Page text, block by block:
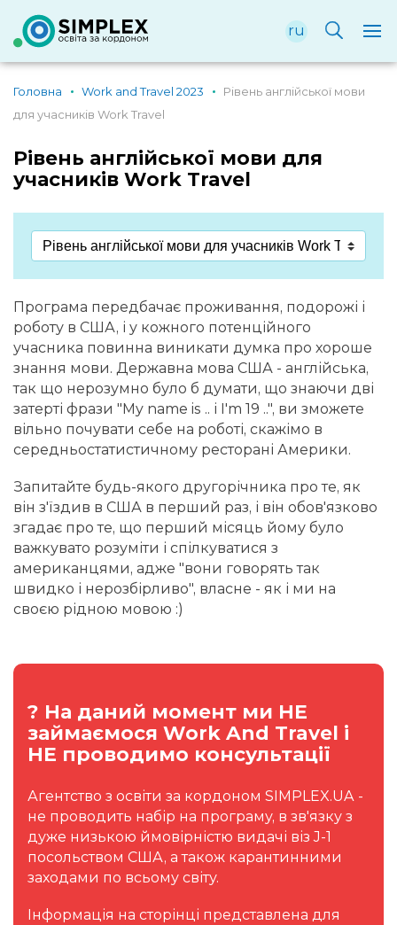
ru
Головна Work and Travel 2023
Рівень англійської мови
для учасників Work Travel
Рівень англійської мови для
учасників Work Travel
Програма передбачає проживання, подорожі і
роботу в США, і у кожного потенційного
учасника повинна виникати думка про хороше
знання мови. Державна мова США - англійська,
так що нерозумно було б думати, що знаючи дві
затерті фрази "My name is .. і I'm 19 ..", ви зможете
вільно почувати себе на роботі, скажімо в
середньостатистичному ресторані Америки.
Запитайте будь-якого другорічника про те, як
він з'їздив в США в перший раз, і він обов'язково
згадає про те, що перший місяць йому було
важкувато розуміти і спілкуватися з
американцями, адже "вони говорять так
швидко і нерозбірливо", власне - як і ми на
своєю рідною мовою :)
? На даний момент ми НЕ
займаємося Work And Travel і
НЕ проводимо консультації
Агентство з освіти за кордоном SIMPLEX.UA -
не проводить набір на програму, в зв'язку з
дуже низькою ймовірністю видачі віз J-1
посольством США, а також карантинними
заходами по всьому світу.
Інформація на сторінці представлена для